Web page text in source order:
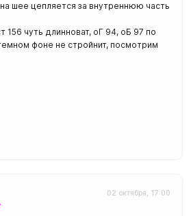
шее цепляется за внутреннюю часть
156 чуть длинноват, оГ 94, оБ 97 по
фоне не стройнит, посмотрим
02 октября, 17:00